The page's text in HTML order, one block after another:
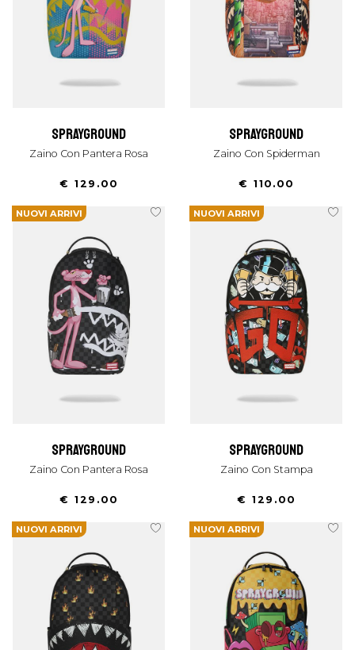
sprayground
Zaino Con Pantera Rosa
€ 129.00
sprayground
Zaino Con Spiderman
€ 110.00
NUOVI ARRIVI
sprayground
Zaino Con Pantera Rosa
€ 129.00
NUOVI ARRIVI
sprayground
Zaino Con Stampa
€ 129.00
NUOVI ARRIVI NUOVI ARRIVI